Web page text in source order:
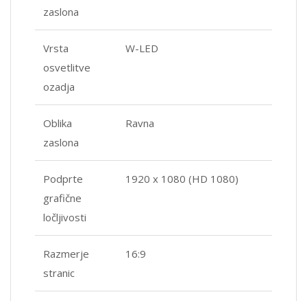
zaslona
Vrsta
osvetlitve
ozadja
W-LED
Oblika
zaslona
Ravna
Podprte
grafične
ločljivosti
1920 x 1080 (HD 1080)
Razmerje
stranic
16:9